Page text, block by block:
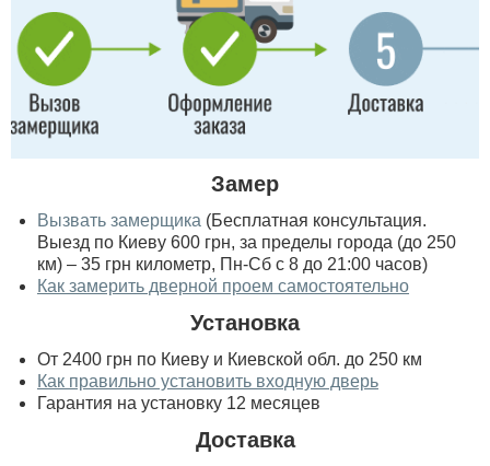
Замер
Вызвать замерщика (Бесплатная консультация.
Выезд по Киеву 600 грн, за пределы города (до 250
км) – 35 грн километр, Пн-Сб с 8 до 21:00 часов)
Как замерить дверной проем самостоятельно
Установка
От 2400 грн по Киеву и Киевской обл. до 250 км
Как правильно установить входную дверь
Гарантия на установку 12 месяцев
Доставка